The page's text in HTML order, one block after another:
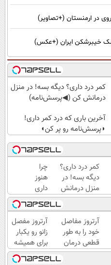
ارمنستان (+تصاویر)
خیبرشکن ایران (+عکس)
کمر درد داری؟ دیگه بسه! در منزل
درمانش کن (◀پرسش‌نامه)
آخرین باری که درد کمر داری!
◗پرسش‌نامه رو پر کن◖
کمر درد داری؟
دیگه بسه! در
منزل درمانش
کن
(◀پرسش‌نامه)
چرا
هنوز
داری
با درد
راه
میری؟
وقتی
راه
درمان
آرتروز مفاصل
خود را به طور
قطعی درمان
کنید!
آرتروز مفصل
زانو رو یکبار
برای همیشه
درمان کن!